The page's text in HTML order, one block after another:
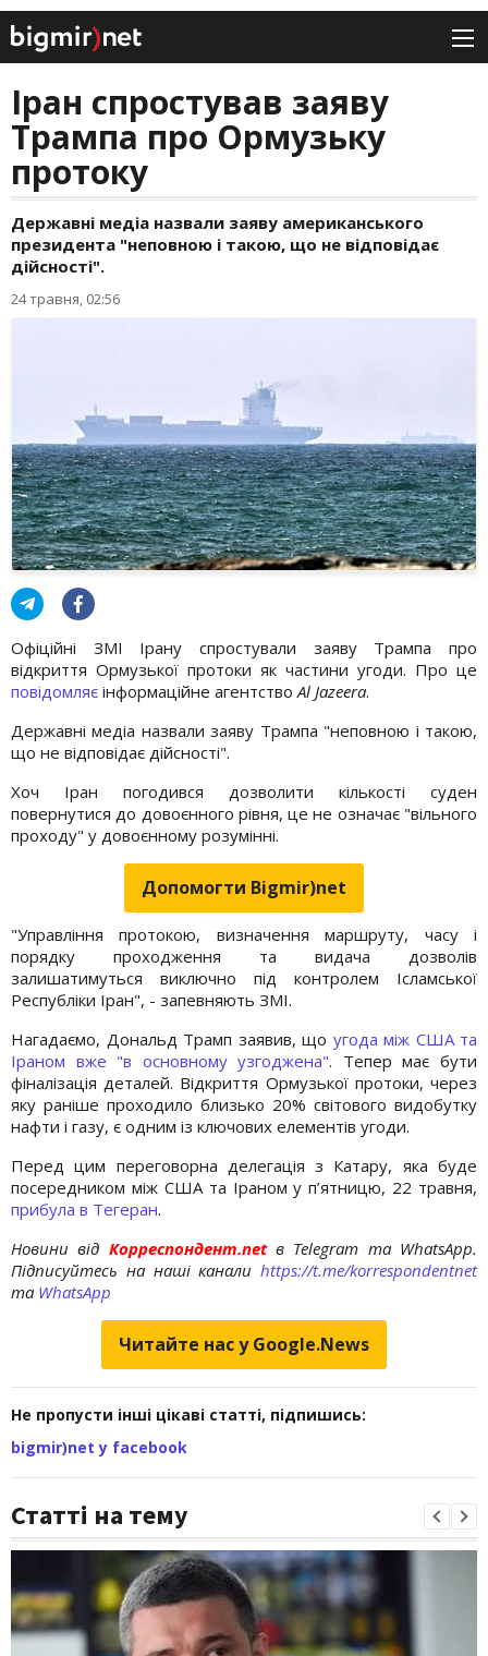
Іран спростував заяву
Трампа про Ормузьку
протоку
Державні медіа назвали заяву американського
президента "неповною і такою, що не відповідає
дійсності".
24 травня, 02:56
Офіційні ЗМІ Ірану спростували заяву Трампа про
відкриття Ормузької протоки як частини угоди. Про це
повідомляє інформаційне агентство Al Jazeera.
Державні медіа назвали заяву Трампа "неповною і такою,
що не відповідає дійсності".
Хоч Іран погодився дозволити кількості суден
повернутися до довоєнного рівня, це не означає "вільного
проходу" у довоєнному розумінні.
Допомогти Bigmir)net
"Управління протокою, визначення маршруту, часу і
порядку проходження та видача дозволів
залишатимуться виключно під контролем Ісламської
Республіки Іран", - запевняють ЗМІ.
Нагадаємо, Дональд Трамп заявив, що угода між США та
Іраном вже "в основному узгоджена". Тепер має бути
фіналізація деталей. Відкриття Ормузької протоки, через
яку раніше проходило близько 20% світового видобутку
нафти і газу, є одним із ключових елементів угоди.
Перед цим переговорна делегація з Катару, яка буде
посередником між США та Іраном у п’ятницю, 22 травня,
прибула в Тегеран.
Новини від Корреспондент.netв Telegram та WhatsApp.
Підписуйтесь на наші канали https://t.me/korrespondentnet
та WhatsApp
Читайте нас у Google.News
Не пропусти інші цікаві статті, підпишись:
bigmir)net у facebook
Статті на тему